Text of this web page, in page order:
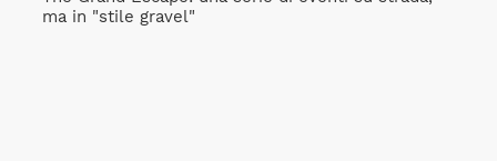
ma in "stile gravel"